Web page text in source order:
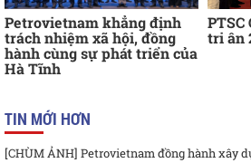
Petrovietnam khẳng định
trách nhiệm xã hội, đồng
hành cùng sự phát triển của
Hà Tĩnh
PTSC
tri ân
TIN MỚI HƠN
[CHÙM ẢNH] Petrovietnam đồng hành xây